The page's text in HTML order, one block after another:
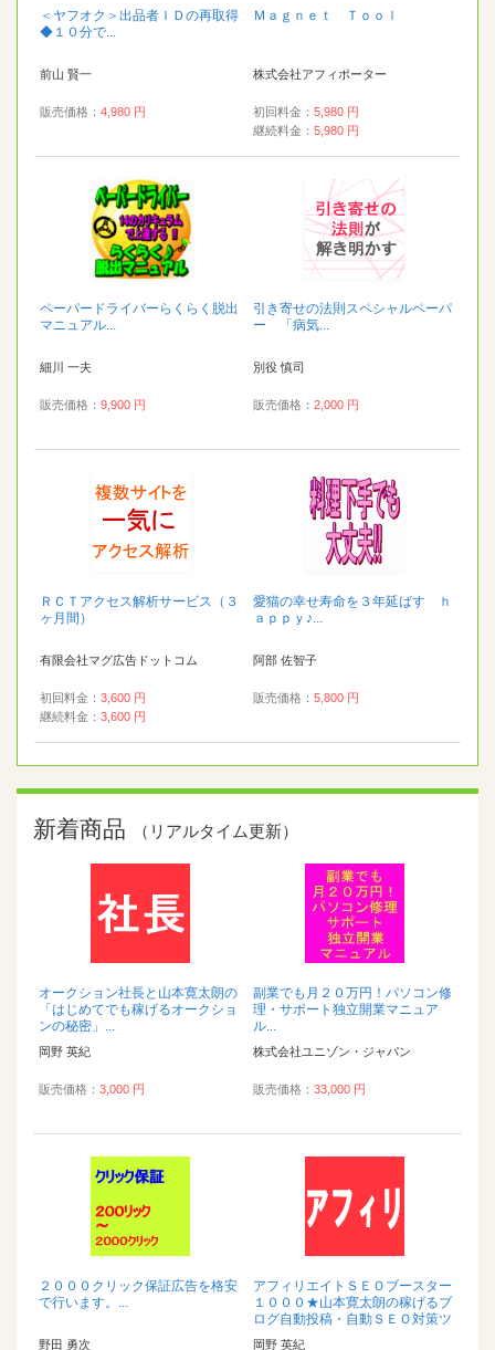
＜ヤフオク＞出品者ＩＤの再取得
◆１０分で...
前山 賢一
販売価格： 4,980 円
Ｍａｇｎｅｔ Ｔｏｏｌ
株式会社アフィポーター
初回料金： 5,980 円
継続料金： 5,980 円
ペーパードライバーらくらく脱出
マニュアル...
細川 一夫
販売価格： 9,900 円
引き寄せの法則スペシャルペーパ
ー 「病気...
別役 慎司
販売価格： 2,000 円
ＲＣＴアクセス解析サービス（３
ヶ月間）
有限会社マグ広告ドットコム
初回料金： 3,600 円
継続料金： 3,600 円
愛猫の幸せ寿命を３年延ばす ｈ
ａｐｐｙ♪...
阿部 佐智子
販売価格： 5,800 円
新着商品 （リアルタイム更新）
オークション社長と山本寛太朗の
「はじめてでも稼げるオークショ
ンの秘密」...
岡野 英紀
販売価格： 3,000 円
副業でも月２０万円！パソコン修
理・サポート独立開業マニュア
ル...
株式会社ユニゾン・ジャパン
販売価格： 33,000 円
２０００クリック保証広告を格安
で行います。...
野田 勇次
アフィリエイトＳＥＯブースター
１０００★山本寛太朗の稼げるブ
ログ自動投稿・自動ＳＥＯ対策ツ
ール...
岡野 英紀